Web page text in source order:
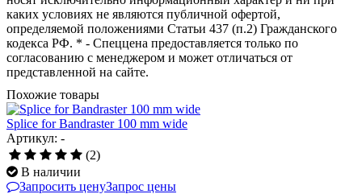
каких условиях не являются публичной офертой,
определяемой положениями Статьи 437 (п.2) Гражданского
кодекса РФ. * - Спеццена предоставляется только по
согласованию с менеджером и может отличаться от
представленной на сайте.
Похожие товары
Splice for Bandraster 100 mm wide
Артикул: -
(2)
В наличии
Запросить ценуЗапрос цены